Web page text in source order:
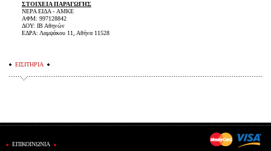
ΣΤΟΙΧΕΙΑ ΠΑΡΑΓΩΓΗΣ
ΝΕΡΑ ΕΙΔΑ - AMKE
ΑΦΜ: 997128842
ΔΟΥ: ΙΒ Αθηνών
ΕΔΡΑ: Λαμψάκου 11, Αθήνα 11528
ΕΙΣΙΤΗΡΙΑ
ΕΠΙΚΟΙΝΩΝΙΑ